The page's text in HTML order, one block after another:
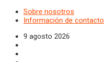
Sobre nosotros
Información de contacto
9 agosto 2026